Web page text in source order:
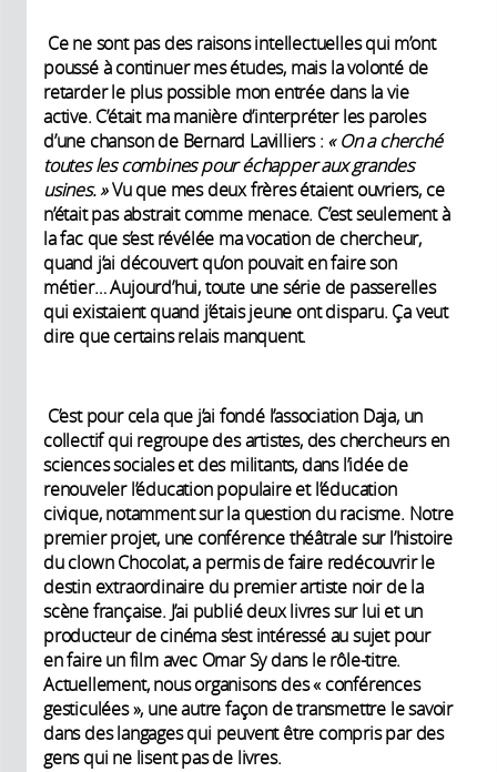
Ce ne sont pas des raisons intellectuelles qui m’ont
poussé à continuer mes études, mais la volonté de
retarder le plus possible mon entrée dans la vie
active. C’était ma manière d’interpréter les paroles
d’une chanson de Bernard Lavilliers : « On a cherché
toutes les combines pour échapper aux grandes
usines. »Vu que mes deux frères étaient ouvriers, ce
n’était pas abstrait comme menace. C’est seulement à
la fac que s’est révélée ma vocation de chercheur,
quand j’ai découvert qu’on pouvait en faire son
métier… Aujourd’hui, toute une série de passerelles
qui existaient quand j’étais jeune ont disparu. Ça veut
dire que certains relais manquent.
C’est pour cela que j’ai fondé l’association Daja, un
collectif qui regroupe des artistes, des chercheurs en
sciences sociales et des militants, dans l’idée de
renouveler l’éducation populaire et l’éducation
civique, notamment sur la question du racisme. Notre
premier projet, une conférence théâtrale sur l’histoire
du clown Chocolat, a permis de faire redécouvrir le
destin extraordinaire du premier artiste noir de la
scène française. J’ai publié deux livres sur lui et un
producteur de cinéma s’est intéressé au sujet pour
en faire un film avec Omar Sy dans le rôle-titre.
Actuellement, nous organisons des « conférences
gesticulées », une autre façon de transmettre le savoir
dans des langages qui peuvent être compris par des
gens qui ne lisent pas de livres.